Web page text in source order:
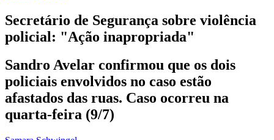
Secretário de Segurança sobre violência
policial: "Ação inapropriada"
Sandro Avelar confirmou que os dois
policiais envolvidos no caso estão
afastados das ruas. Caso ocorreu na
quarta-feira (9/7)